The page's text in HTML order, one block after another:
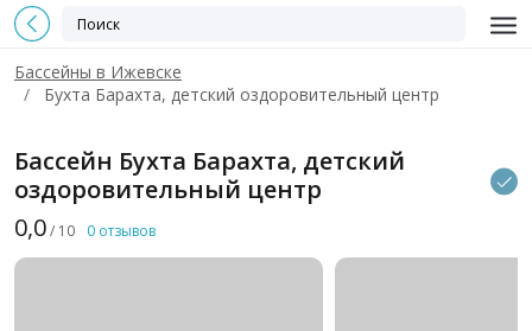
Бассейны в Ижевске
Бухта Барахта, детский оздоровительный центр
Бассейн Бухта Барахта, детский
оздоровительный центр
0,0/ 10 0 отзывов